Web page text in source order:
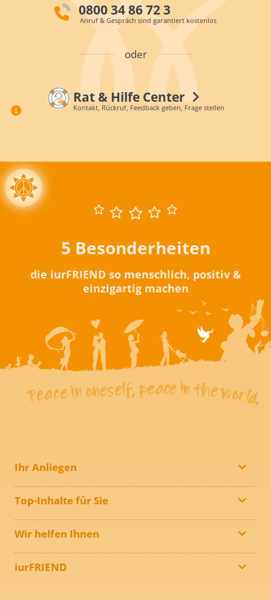
0800 34 86 72 3
Anruf & Gespräch sind garantiert kostenlos
oder
Rat & Hilfe Center
Kontakt, Rückruf, Feedback geben, Frage stellen
5 Besonderheiten
die iurFRIEND so menschlich, positiv &
einzigartig machen
Ihr Anliegen
Top-Inhalte für Sie
Wir helfen Ihnen
iurFRIEND